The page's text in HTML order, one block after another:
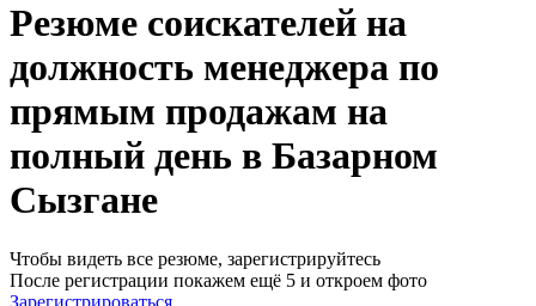
Резюме соискателей на
должность менеджера по
прямым продажам на
полный день в Базарном
Сызгане
Чтобы видеть все резюме, зарегистрируйтесь
После регистрации покажем ещё 5 и откроем фото
Зарегистрироваться